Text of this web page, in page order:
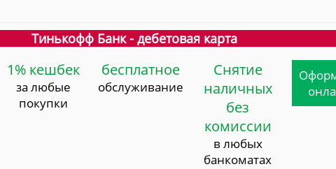
Тинькофф Банк - дебетовая карта
1% кешбек
за любые
покупки
бесплатное
обслуживание
Снятие
наличных
без
комиссии
в любых
банкоматах